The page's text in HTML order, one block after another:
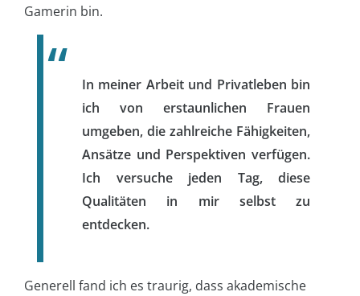
Gamerin bin.
In meiner Arbeit und Privatleben bin
ich von erstaunlichen Frauen
umgeben, die zahlreiche Fähigkeiten,
Ansätze und Perspektiven verfügen.
Ich versuche jeden Tag, diese
Qualitäten in mir selbst zu
entdecken.
Generell fand ich es traurig, dass akademische